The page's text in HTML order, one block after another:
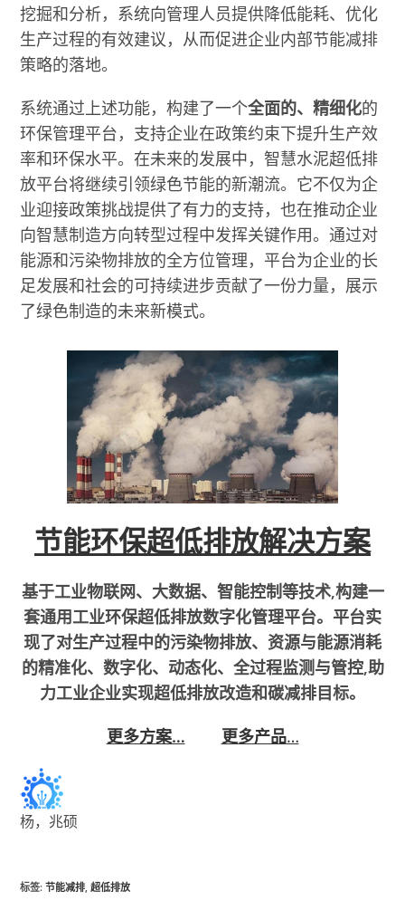
挖掘和分析，系统向管理人员提供降低能耗、优化
生产过程的有效建议，从而促进企业内部节能减排
策略的落地。
系统通过上述功能，构建了一个全面的、精细化的
环保管理平台，支持企业在政策约束下提升生产效
率和环保水平。在未来的发展中，智慧水泥超低排
放平台将继续引领绿色节能的新潮流。它不仅为企
业迎接政策挑战提供了有力的支持，也在推动企业
向智慧制造方向转型过程中发挥关键作用。通过对
能源和污染物排放的全方位管理，平台为企业的长
足发展和社会的可持续进步贡献了一份力量，展示
了绿色制造的未来新模式。
节能环保超低排放解决方案
基于工业物联网、大数据、智能控制等技术,构建一
套通用工业环保超低排放数字化管理平台。平台实
现了对生产过程中的污染物排放、资源与能源消耗
的精准化、数字化、动态化、全过程监测与管控,助
力工业企业实现超低排放改造和碳减排目标。
更多方案…
更多产品…
杨，兆硕
标签:节能减排 超低排放